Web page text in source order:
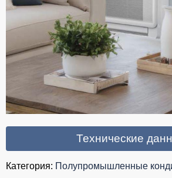
Технические
Категория: Полупромышленные